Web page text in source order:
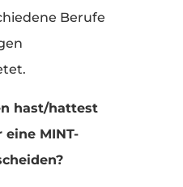
Berufe
hast/hattest
MINT-